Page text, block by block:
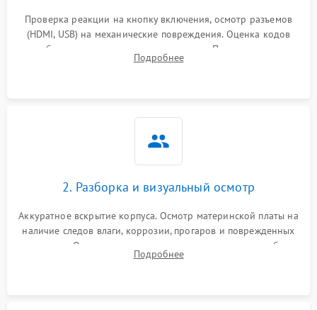
Проверка реакции на кнопку включения, осмотр разъемов
(HDMI, USB) на механические повреждения. Оценка кодов
ошибок на экране или по индикаторам. Проверка чтения
дисков, работы геймпадов и наличия гарантийных пломб.
Подробнее
2. Разборка и визуальный осмотр
Аккуратное вскрытие корпуса. Осмотр материнской платы на
наличие следов влаги, коррозии, прогаров и поврежденных
элементов. Оценка состояния системы охлаждения, турбины
кулера и степени загрязнения радиатора пылью.
Подробнее